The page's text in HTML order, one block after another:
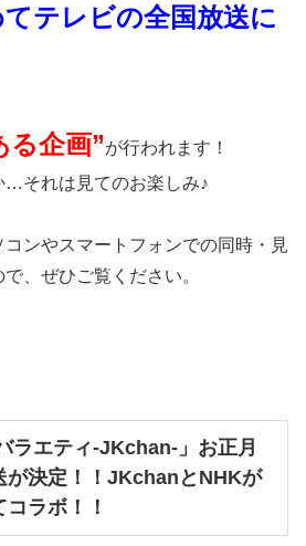
テレビの全国放送に
る企画”が行われます！
…それは見てのお楽しみ♪
ンやスマートフォンでの同時・見
、ぜひご覧ください。
ラエティ-JKchan-」お正月
が決定！！JKchanとNHKが
ラボ！！